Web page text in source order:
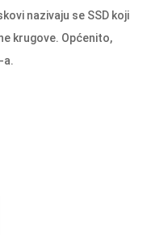
nazivaju se SSD koji
krugove. Općenito,
a.